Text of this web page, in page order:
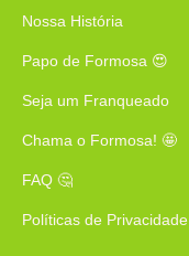
Nossa História
Papo de Formosa 😍
Seja um Franqueado
Chama o Formosa! 🤩
FAQ 🤔
Políticas de Privacidade